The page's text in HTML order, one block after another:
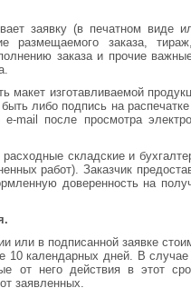
заявку (в печатном виде
размещаемого заказа,
заказа и прочие
макет изготавливаемой
либо подпись на
e-mail после просмотра
складские и
работ). Заказчик
доверенность на
или в подписанной заявке
10 календарных дней. В
от него действия в этот
заявленных.